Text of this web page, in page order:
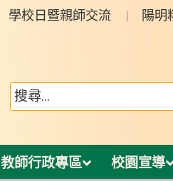
學校日暨親師交流 陽明
教師行政專區 校園宣導